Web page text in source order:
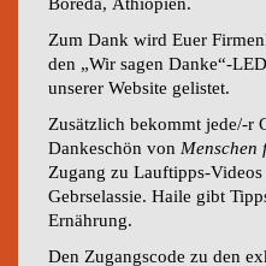
Zum Dank wird Euer
den „Wir sagen Danke“-
unserer Website gelistet.
Zusätzlich bekommt jede/-r
Dankeschön von Menschen
Zugang zu Lauftipps-
Gebrselassie. Haile gibt
Ernährung.
Den Zugangscode zu den